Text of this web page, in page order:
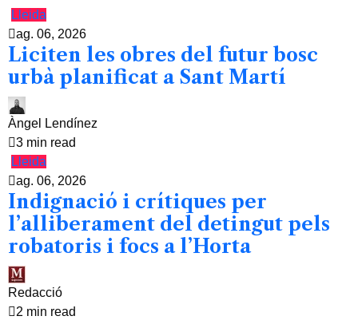
Lleida
ag. 06, 2026
Liciten les obres del futur bosc
urbà planificat a Sant Martí
Àngel Lendínez
3 min read
Lleida
ag. 06, 2026
Indignació i crítiques per
l’alliberament del detingut pels
robatoris i focs a l’Horta
Redacció
2 min read